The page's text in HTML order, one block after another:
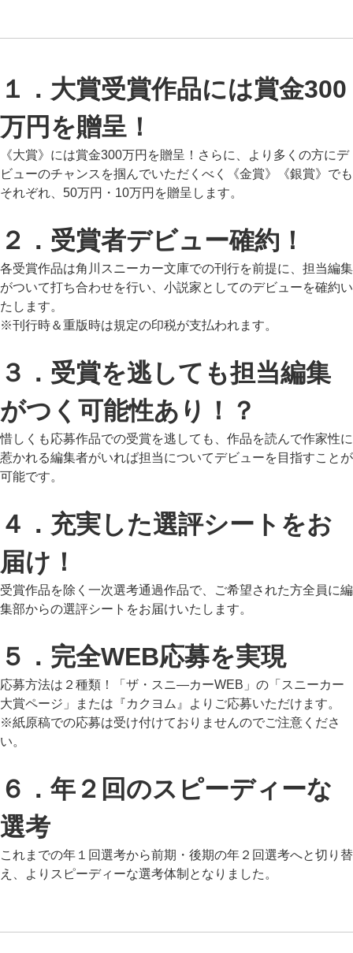
１．大賞受賞作品には賞金300
万円を贈呈！
《大賞》には賞金300万円を贈呈！さらに、より多くの方にデ
ビューのチャンスを掴んでいただくべく《金賞》《銀賞》でも
それぞれ、50万円・10万円を贈呈します。
２．受賞者デビュー確約！
各受賞作品は角川スニーカー文庫での刊行を前提に、担当編集
がついて打ち合わせを行い、小説家としてのデビューを確約い
たします。
※刊行時＆重版時は規定の印税が支払われます。
３．受賞を逃しても担当編集
がつく可能性あり！？
惜しくも応募作品での受賞を逃しても、作品を読んで作家性に
惹かれる編集者がいれば担当についてデビューを目指すことが
可能です。
４．充実した選評シートをお
届け！
受賞作品を除く一次選考通過作品で、ご希望された方全員に編
集部からの選評シートをお届けいたします。
５．完全WEB応募を実現
応募方法は２種類！「ザ・スニ―カーWEB」の「スニーカー
大賞ページ」または『カクヨム』よりご応募いただけます。
※紙原稿での応募は受け付けておりませんのでご注意くださ
い。
６．年２回のスピーディーな
選考
これまでの年１回選考から前期・後期の年２回選考へと切り替
え、よりスピーディーな選考体制となりました。